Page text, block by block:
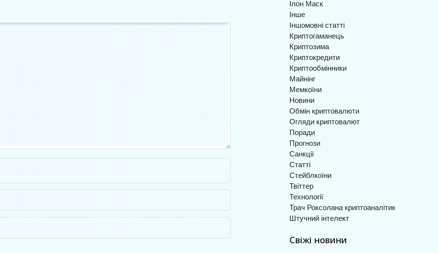
Ілон Маск
Інше
Іншомовні статті
Криптогаманець
Криптозима
Криптокредити
Криптообмінники
Майнінг
Мемкоїни
Новини
Обмін криптовалюти
Огляди криптовалют
Поради
Прогнози
Санкції
Статті
Стейблкоїни
Твіттер
Технології
Трач Роксолана криптоаналітик
Штучний інтелект
Свіжі новини